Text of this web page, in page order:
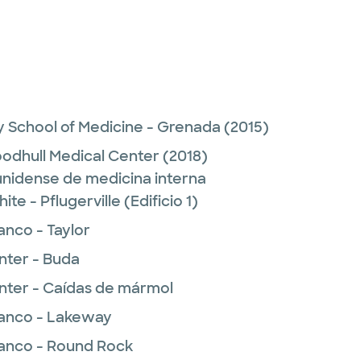
School of Medicine - Grenada (2015)
Medical Center (2018)
de medicina interna
- Pflugerville (Edificio 1)
- Taylor
- Buda
- Caídas de mármol
- Lakeway
- Round Rock